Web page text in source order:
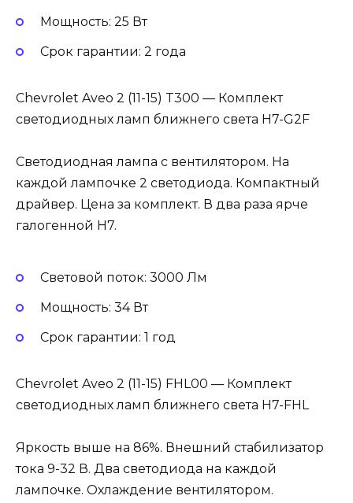
Мощность: 25 Вт
Cрок гарантии: 2 года
Chevrolet Aveo 2 (11-15) T300 — Комплект
светодиодных ламп ближнего света H7-G2F
Светодиодная лампа с вентилятором. На
каждой лампочке 2 светодиода. Компактный
драйвер. Цена за комплект. В два раза ярче
галогенной Н7.
Световой поток: 3000 Лм
Мощность: 34 Вт
Cрок гарантии: 1 год
Chevrolet Aveo 2 (11-15) FHL00 — Комплект
светодиодных ламп ближнего света H7-FHL
Яркость выше на 86%. Внешний стабилизатор
тока 9-32 В. Два светодиода на каждой
лампочке. Охлаждение вентилятором.